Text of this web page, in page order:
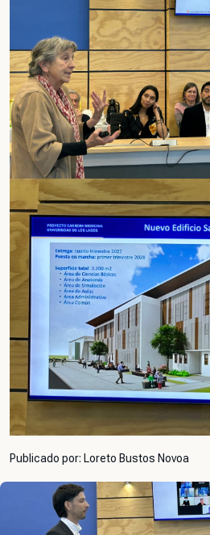
Publicado por: Loreto Bustos Novoa